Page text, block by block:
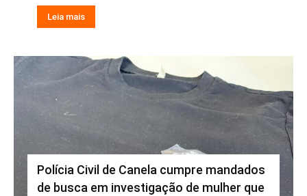
Leia mais
Polícia Civil de Canela cumpre mandados
de busca em investigação de mulher que